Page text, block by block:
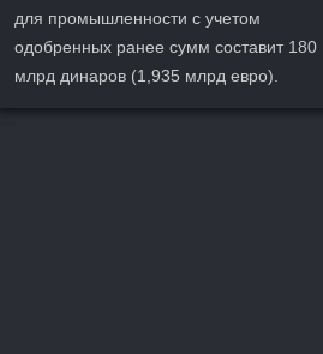
для промышленности с учетом
одобренных ранее сумм составит 180
млрд динаров (1,935 млрд евро).